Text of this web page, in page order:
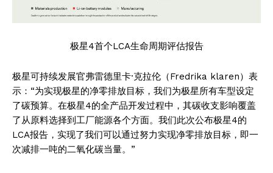
极星4首个LCA生命周期评估报告
极星可持续发展官弗雷德里卡·克拉伦（Fredrika klaren）表
示：“为实现极星的净零排放目标，我们为极星所有车型设定
了碳预算。在极星4的全产品开发过程中，其碳收支影响覆盖
了从原料选择到工厂能源各个方面。我们此次公布极星4的
LCA报告，实现了我们可以通过努力实现净零排放目标，即一
次减排一吨的二氧化碳当量。”